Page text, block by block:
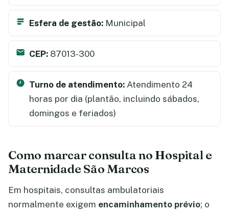
Esfera de gestão: Municipal
CEP: 87013-300
Turno de atendimento: Atendimento 24
horas por dia (plantão, incluindo sábados,
domingos e feriados)
Como marcar consulta no Hospital e
Maternidade São Marcos
Em hospitais, consultas ambulatoriais
normalmente exigem encaminhamento prévio; o